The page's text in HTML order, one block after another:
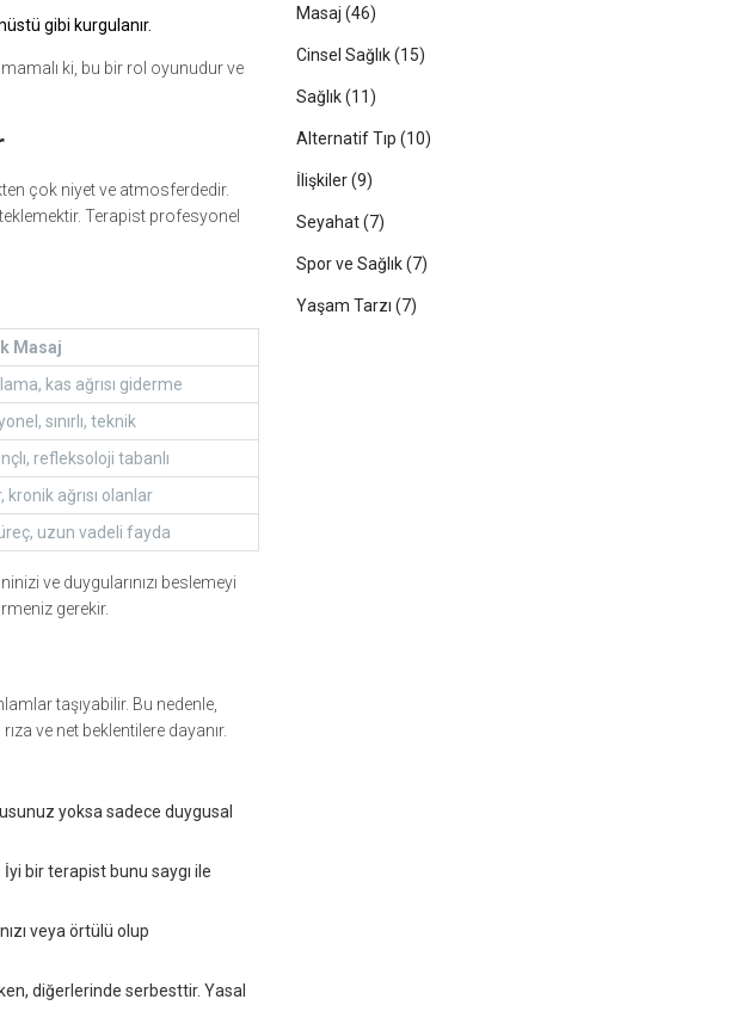
gibi kurgulanır.
ki, bu bir rol oyunudur ve
çok niyet ve atmosferdedir.
Terapist profesyonel
Masaj
kas ağrısı giderme
sınırlı, teknik
refleksoloji tabanlı
kronik ağrısı olanlar
uzun vadeli fayda
ve duygularınızı beslemeyi
gerekir.
taşıyabilir. Bu nedenle,
ve net beklentilere dayanır.
yoksa sadece duygusal
bir terapist bunu saygı ile
veya örtülü olup
diğerlerinde serbesttir. Yasal
Masaj (46)
Cinsel Sağlık(15)
Sağlık(11)
Alternatif Tıp (10)
İlişkiler(9)
Seyahat(7)
Spor ve Sağlık(7)
Yaşam Tarzı (7)